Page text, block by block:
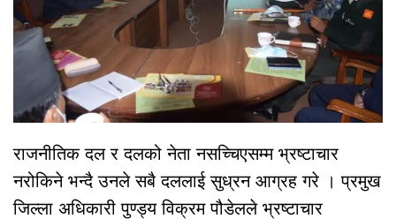
राजनीतिक दल र दलको नेता नसच्चिएसम्म भ्रष्टाचार
नरोकिने भन्दै उनले सबै दललाई सुध्रन आग्रह गरे । प्रमुख
जिल्ला अधिकारी पुण्ड्य विक्रम पौडेलले भ्रष्टाचार